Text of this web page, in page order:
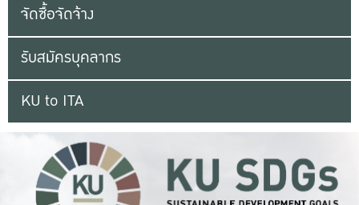
จัดซื้อจัดจ้าง
รับสมัครบุคลากร
KU to ITA